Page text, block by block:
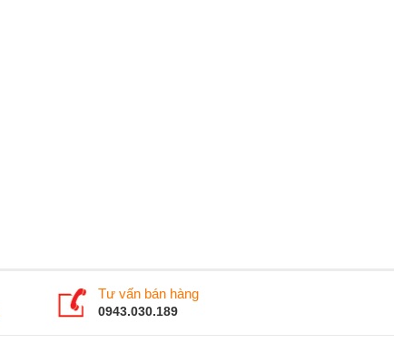
Tư vấn bán hàng
0943.030.189